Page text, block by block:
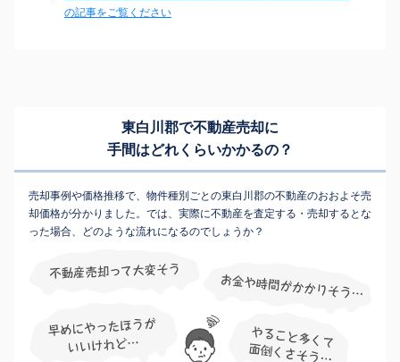
の記事をご覧ください
東白川郡で不動産売却に
手間はどれくらいかかるの？
売却事例や価格推移で、物件種別ごとの東白川郡の不動産のおおよそ売
却価格が分かりました。では、実際に不動産を査定する・売却するとな
った場合、どのような流れになるのでしょうか？